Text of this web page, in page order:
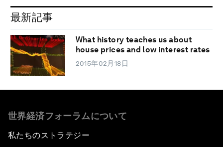
最新記事
What history teaches us about
house prices and low interest rates
2015年02月18日
世界経済フォーラムについて
私たちのストラテジー